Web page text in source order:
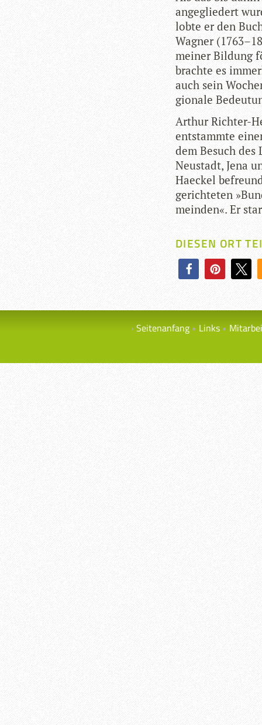
ange­glie­dert
lobte er den
Wag­ner
mei­ner Bil­dung
brachte es
auch sein
gio­nale
Arthur Rich­ter-
ent­stammte
dem Besuch
Neu­stadt, Jena
Haeckel
ge­rich­te­ten
mein­den«. Er
DIESEN ORT
Seitenanfang Links